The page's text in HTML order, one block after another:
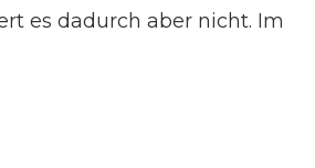
es dadurch aber nicht. Im